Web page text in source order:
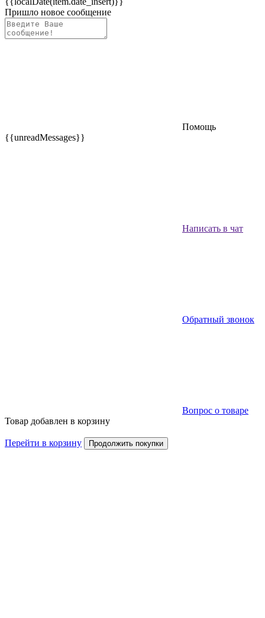
Пришло новое сообщение
Помощь
{{unreadMessages}}
Написать в чат
Обратный звонок
Вопрос о товаре
Товар добавлен в корзину
Перейти в корзину Продолжить покупки